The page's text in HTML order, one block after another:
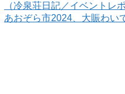
（冷泉荘日記／イベントレ
あおぞら市2024、大賑わい